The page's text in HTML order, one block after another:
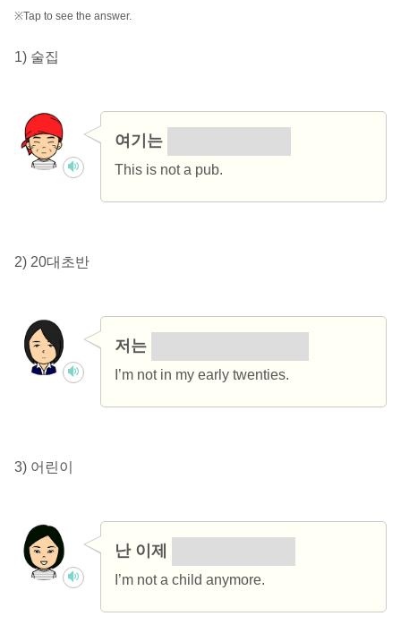
※Tap to see the answer.
1) 술집
여기는
This is not a pub.
2) 20대초반
저는
I’m not in my early twenties.
3) 어린이
난 이제
I’m not a child anymore.